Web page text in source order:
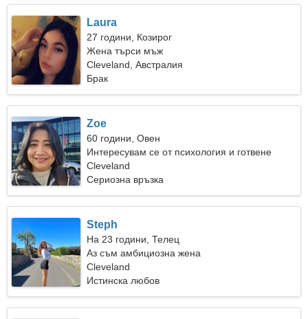
Laura
27 години, Козирог
Жена търси мъж
Cleveland, Австралия
Брак
Zoe
60 години, Овен
Интересувам се от психология и готвене
Cleveland
Сериозна връзка
Steph
На 23 години, Телец
Аз съм амбициозна жена
Cleveland
Истинска любов